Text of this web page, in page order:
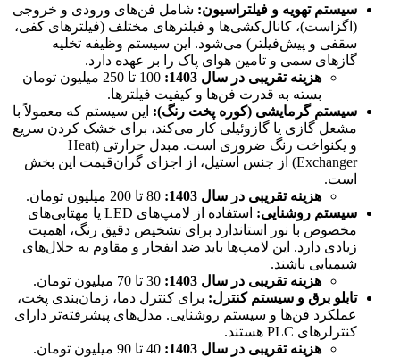
سیستم تهویه و فیلتراسیون: شامل فن‌های ورودی و خروجی
(اگزاست)، کانال‌کشی‌ها و فیلترهای مختلف (فیلترهای کفی،
سقفی و پیش‌فیلتر) می‌شود. این سیستم وظیفه تخلیه
گازهای سمی و تامین هوای پاک را بر عهده دارد.
هزینه تقریبی در سال 1403
:
100 تا 250 میلیون تومان
بسته به قدرت فن‌ها و کیفیت فیلترها.
سیستم گرمایشی (کوره پخت رنگ): این سیستم که معمولاً با
مشعل گازی یا گازوئیلی کار می‌کند، برای خشک کردن سریع
و یکنواخت رنگ ضروری است. مبدل حرارتی (Heat
Exchanger) از جنس استیل، از اجزای گران‌قیمت این بخش
است.
هزینه تقریبی در سال 1403
:
سیستم روشنایی:
استفاده از لامپ‌های LED یا مهتابی‌های
مخصوص با نور استاندارد برای تشخیص دقیق رنگ، اهمیت
زیادی دارد. این لامپ‌ها باید ضد انفجار و مقاوم به حلال‌های
شیمیایی باشند.
هزینه تقریبی در سال 1403
:
تابلو برق و سیستم کنترل: برای کنترل دما، زمان‌بندی پخت،
عملکرد فن‌ها و سیستم روشنایی. مدل‌های پیشرفته‌تر دارای
کنترلرهای PLC هستند.
هزینه تقریبی در سال 1403
: